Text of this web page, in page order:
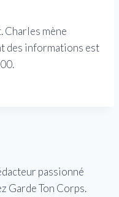
Charles mène
des informations est
passionné
Garde Ton Corps.